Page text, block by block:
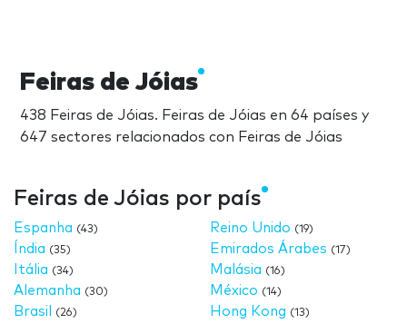
Feiras de Jóias
438 Feiras de Jóias. Feiras de Jóias en 64 países y
647 sectores relacionados con Feiras de Jóias
Feiras de Jóias por país
Espanha (43)
Índia (35)
Itália (34)
Alemanha (30)
Brasil (26)
Reino Unido (19)
Emirados Árabes (17)
Malásia (16)
México (14)
Hong Kong (13)